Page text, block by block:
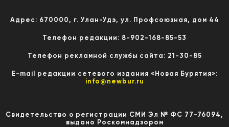
Адрес: 670000, г. Улан-Удэ, ул. Профсоюзная, дом 44
Телефон редакции: 8-902-168-85-53
Телефон рекламной службы сайта: 21-30-85
E-mail редакции сетевого издания «Новая Бурятия»:
info@newbur.ru
Свидетельство о регистрации СМИ Эл № ФС 77-76094,
выдано Роскомнадзором